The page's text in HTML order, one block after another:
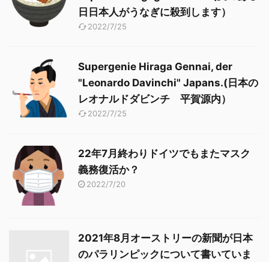
日日本人がうなぎに殺到します）
2022/7/25
Supergenie Hiraga Gennai, der
"Leonardo Davinchi" Japans.(日本の
レオナルドダビンチ 平賀源内）
2022/7/25
22年7月終わりドイツでもまたマスク
義務復活か？
2022/7/20
2021年8月オーストリーの新聞が日本
のパラリンピックについて書いていま